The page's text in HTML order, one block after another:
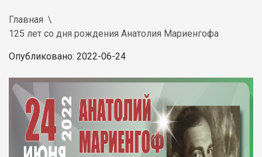
Главная
125 лет со дня рождения Анатолия Мариенгофа
Опубликовано: 2022-06-24